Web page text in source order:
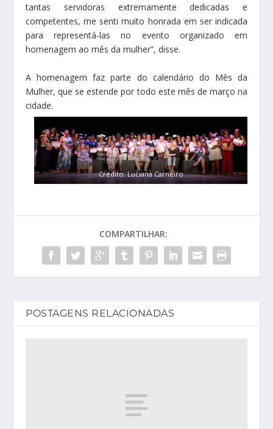
tantas servidoras extremamente dedicadas e
competentes, me senti muito honrada em ser indicada
para representá-las no evento organizado em
homenagem ao mês da mulher”, disse.
A homenagem faz parte do calendário do Mês da
Mulher, que se estende por todo este mês de março na
cidade.
Crédito: Luciana Carneiro
COMPARTILHAR:
POSTAGENS RELACIONADAS